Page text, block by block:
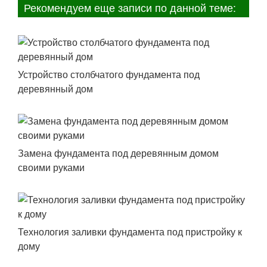
Рекомендуем еще записи по данной теме:
Устройство столбчатого фундамента под
деревянный дом
Замена фундамента под деревянным домом
своими руками
Технология заливки фундамента под пристройку к
дому